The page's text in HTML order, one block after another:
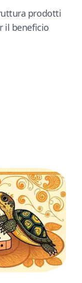
prodotti
il beneficio